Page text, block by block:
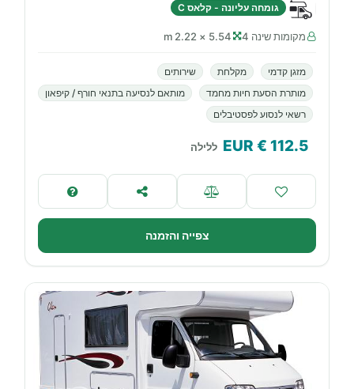
גומחה עליונה - קלאס C
מקומות שינה 4 5.54 × 2.22 m
מזגן קדמי מקלחת
שירותים
מותרת הסעת חיות מחמד
מותאם לנסיעה בתנאי חורף / קיפאון
רשאי לנסוע לפסטיבלים
112.5
€ EUR ללילה
צפייה והזמנה